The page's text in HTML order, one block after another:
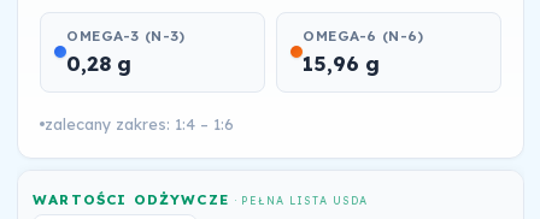
OMEGA-3 (N-3)
0,28 g
OMEGA-6 (N-6)
15,96 g
zalecany zakres: 1:4 – 1:6
WARTOŚCI ODŻYWCZE· PEŁNA LISTA USDA